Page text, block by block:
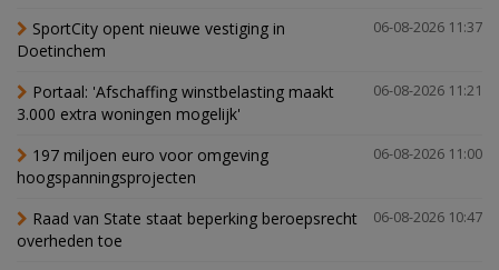
06-08-2026 11:37
SportCity opent nieuwe vestiging in
Doetinchem
06-08-2026 11:21
Portaal: 'Afschaffing winstbelasting maakt
3.000 extra woningen mogelijk'
06-08-2026 11:00
197 miljoen euro voor omgeving
hoogspanningsprojecten
06-08-2026 10:47
Raad van State staat beperking beroepsrecht
overheden toe